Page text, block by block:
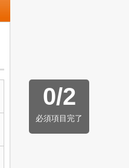
0/2
必須項目完了